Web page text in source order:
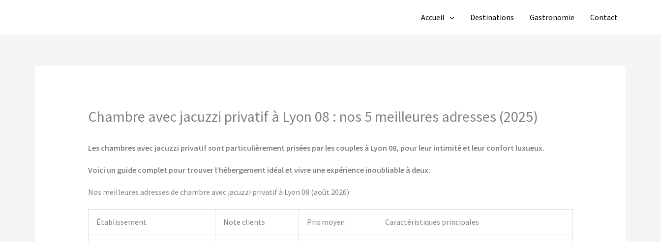
Accueil Destinations Gastronomie Contact
Chambre avec jacuzzi privatif à Lyon 08 : nos 5 meilleures adresses (2025)
Les chambres avec jacuzzi privatif sont particulièrement prisées par les couples à Lyon 08, pour leur intimité et leur confort luxueux.
Voici un guide complet pour trouver l’hébergement idéal et vivre une expérience inoubliable à deux.
Nos meilleures adresses de chambre avec jacuzzi privatif à Lyon 08 (août 2026)
Établissement Note clients Prix moyen Caractéristiques principales